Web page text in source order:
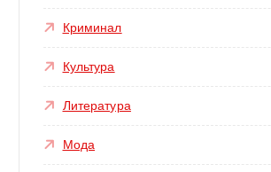
Криминал
Культура
Литература
Мода